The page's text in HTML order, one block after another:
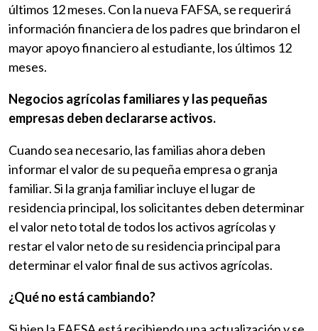
últimos 12 meses. Con la nueva FAFSA, se requerirá
información financiera de los padres que brindaron el
mayor apoyo financiero al estudiante, los últimos 12
meses.
Negocios agrícolas familiares y las pequeñas
empresas deben declararse activos.
Cuando sea necesario, las familias ahora deben
informar el valor de su pequeña empresa o granja
familiar. Si la granja familiar incluye el lugar de
residencia principal, los solicitantes deben determinar
el valor neto total de todos los activos agrícolas y
restar el valor neto de su residencia principal para
determinar el valor final de sus activos agrícolas.
¿Qué no está cambiando?